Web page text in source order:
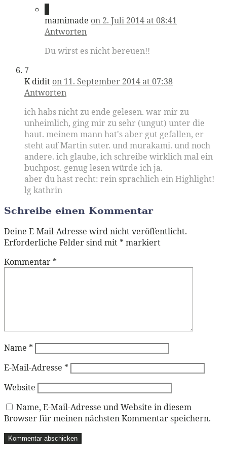
mamimade on 2. Juli 2014 at 08:41
Antworten
Du wirst es nicht bereuen!!
7
K didit on 11. September 2014 at 07:38
Antworten
ich habs nicht zu ende gelesen. war mir zu
unheimlich, ging mir zu sehr (ungut) unter die
haut. meinem mann hat's aber gut gefallen, er
steht auf Martin suter. und murakami. und noch
andere. ich glaube, ich schreibe wirklich mal ein
buchpost. genug lesen würde ich ja.
aber du hast recht: rein sprachlich ein Highlight!
lg kathrin
Schreibe einen Kommentar
Deine E-Mail-Adresse wird nicht veröffentlicht.
Erforderliche Felder sind mit * markiert
Kommentar *
Name *
E-Mail-Adresse *
Website
Name, E-Mail-Adresse und Website in diesem
Browser für meinen nächsten Kommentar speichern.